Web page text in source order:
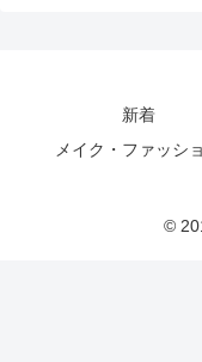
新着
メイク・ファッシ
©